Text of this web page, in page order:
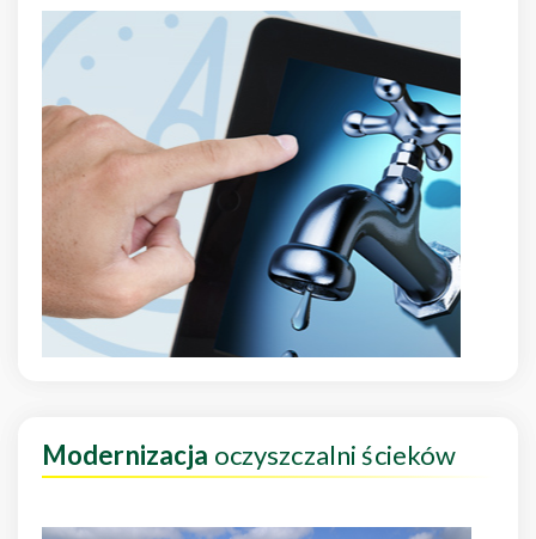
Modernizacja oczyszczalni ścieków